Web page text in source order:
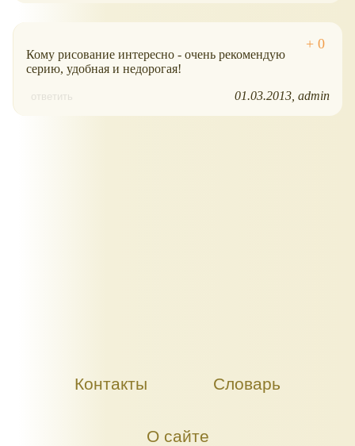
Кому рисование интересно - очень рекомендую
серию, удобная и недорогая!
ответить 01.03.2013 admin
Контакты Словарь
О сайте